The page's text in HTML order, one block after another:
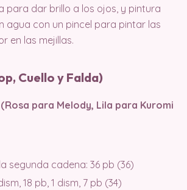
para dar brillo a los ojos, y pintura
agua con un pincel para pintar las
en las mejillas.
Cuello y Falda)
para Melody, Lila para Kuromi
segunda cadena: 36 pb (36)
18 pb, 1 dism, 7 pb (34)